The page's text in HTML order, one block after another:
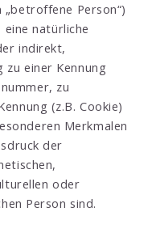
Person“)
natürliche
indirekt,
einer Kennung
zu
(z.B. Cookie)
Merkmalen
der
oder
Person sind.